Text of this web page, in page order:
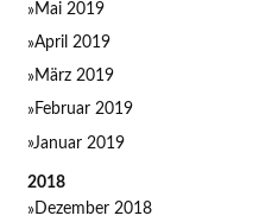
Mai 2019
April 2019
März 2019
Februar 2019
Januar 2019
2018
Dezember 2018